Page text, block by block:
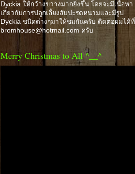
Dyckia ให้กว้างขวางมากยิ่งขึ้น โดยจะมีเนื้อหา
เกี่ยวกับการปลูกเลี้ยงสับปะรดหนามและมีรูป
Dyckia ชนิดต่างๆมาให้ชมกันครับ ติดต่อผมได้ที่
bromhouse@hotmail.com ครับ
Merry Christmas to All ^__^